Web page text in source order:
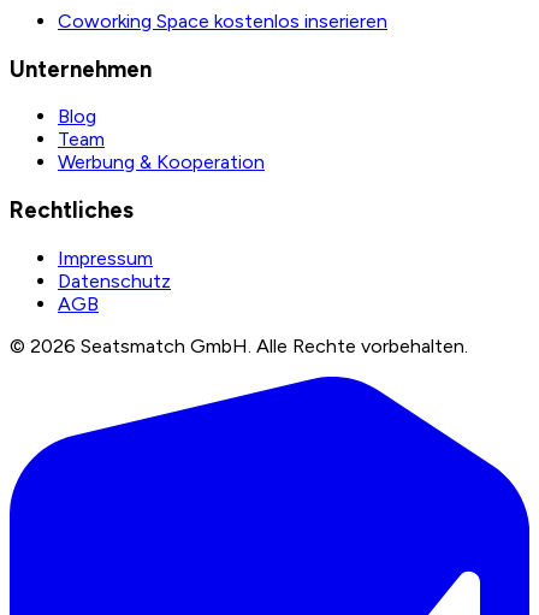
Coworking Space kostenlos inserieren
Unternehmen
Blog
Team
Werbung & Kooperation
Rechtliches
Impressum
Datenschutz
AGB
© 2026 Seatsmatch GmbH. Alle Rechte vorbehalten.